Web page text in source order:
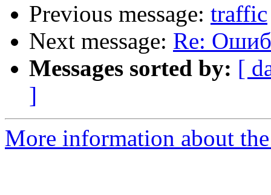
Previous message: traffic
Next message: Re:
Messages sorted by: [
]
More information about